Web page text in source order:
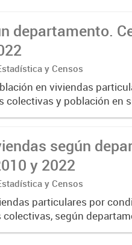
departamento.
y Censos
en viviendas
colectivas y población en
Provincia del
según
y 2022
y Censos
particulares por
según
Años 2001, 2010, 2022.